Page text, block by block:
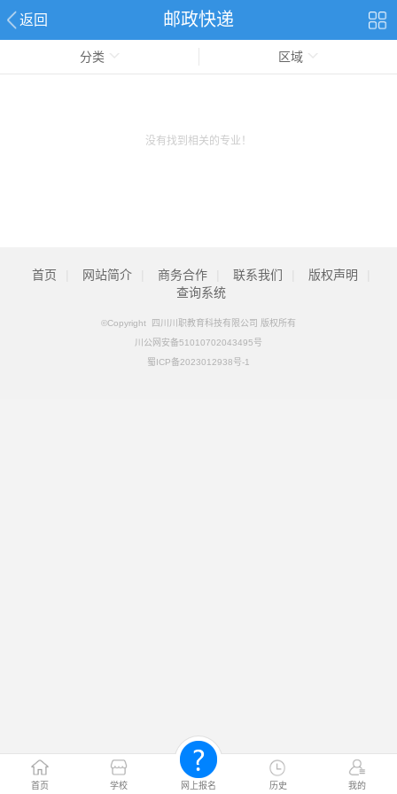
返回 邮政快递
首页 学校 网上报名 历史 我的
分类 区域
没有找到相关的专业！
首页 网站简介 商务合作 联系我们 版权声明
查询系统
©Copyright 四川川职教育科技有限公司 版权所有
川公网安备51010702043495号
蜀ICP备2023012938号-1